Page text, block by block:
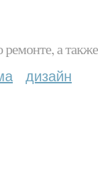
ремонте, а
дизайн